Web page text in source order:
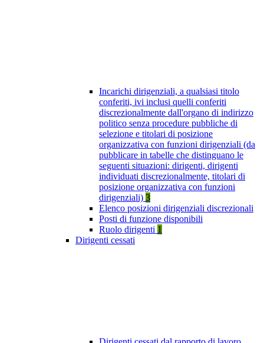
Incarichi dirigenziali, a qualsiasi titolo
conferiti, ivi inclusi quelli conferiti
discrezionalmente dall'organo di indirizzo
politico senza procedure pubbliche di
selezione e titolari di posizione
organizzativa con funzioni dirigenziali (da
pubblicare in tabelle che distinguano le
seguenti situazioni: dirigenti, dirigenti
individuati discrezionalmente, titolari di
posizione organizzativa con funzioni
dirigenziali) 3
Elenco posizioni dirigenziali discrezionali
Posti di funzione disponibili
Ruolo dirigenti 1
Dirigenti cessati